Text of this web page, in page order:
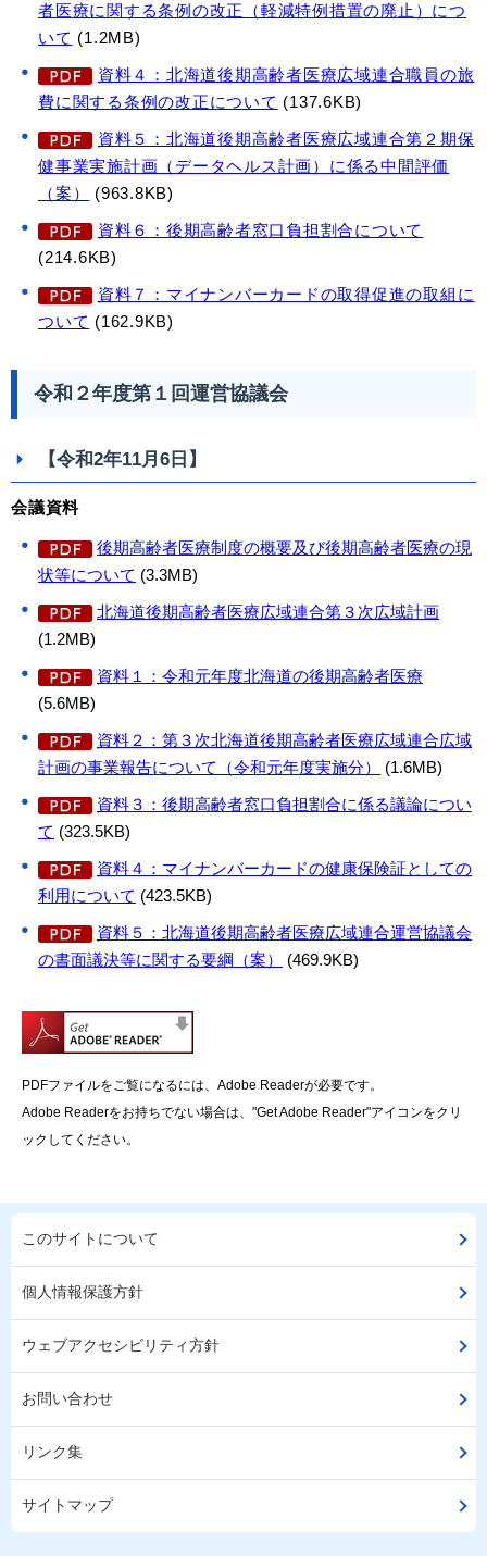
者医療に関する条例の改正（軽減特例措置の廃止）につ
いて (1.2MB)
資料４：北海道後期高齢者医療広域連合職員の旅
費に関する条例の改正について (137.6KB)
資料５：北海道後期高齢者医療広域連合第２期保
健事業実施計画（データヘルス計画）に係る中間評価
（案）
(963.8KB)
資料６：後期高齢者窓口負担割合について
(214.6KB)
資料７：マイナンバーカードの取得促進の取組に
ついて (162.9KB)
令和２年度第１回運営協議会
【令和2年11月6日】
会議資料
後期高齢者医療制度の概要及び後期高齢者医療の現
状等について (3.3MB)
北海道後期高齢者医療広域連合第３次広域計画
(1.2MB)
資料１：令和元年度北海道の後期高齢者医療
(5.6MB)
資料２：第３次北海道後期高齢者医療広域連合広域
計画の事業報告について（令和元年度実施分）
(1.6MB)
資料３：後期高齢者窓口負担割合に係る議論につい
て (323.5KB)
資料４：マイナンバーカードの健康保険証としての
利用について (423.5KB)
資料５：北海道後期高齢者医療広域連合運営協議会
の書面議決等に関する要綱（案）
(469.9KB)
PDFファイルをご覧になるには、Adobe Readerが必要です。
Adobe Readerをお持ちでない場合は、"Get Adobe Reader"アイコンをクリ
ックしてください。
このサイトについて
個人情報保護方針
ウェブアクセシビリティ方針
お問い合わせ
リンク集
サイトマップ